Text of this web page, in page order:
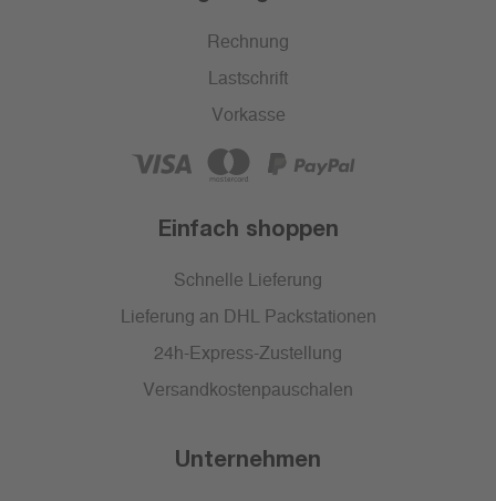
Rechnung
Lastschrift
Vorkasse
Einfach shoppen
Schnelle Lieferung
Lieferung an DHL Packstationen
24h-Express-Zustellung
Versandkostenpauschalen
Unternehmen